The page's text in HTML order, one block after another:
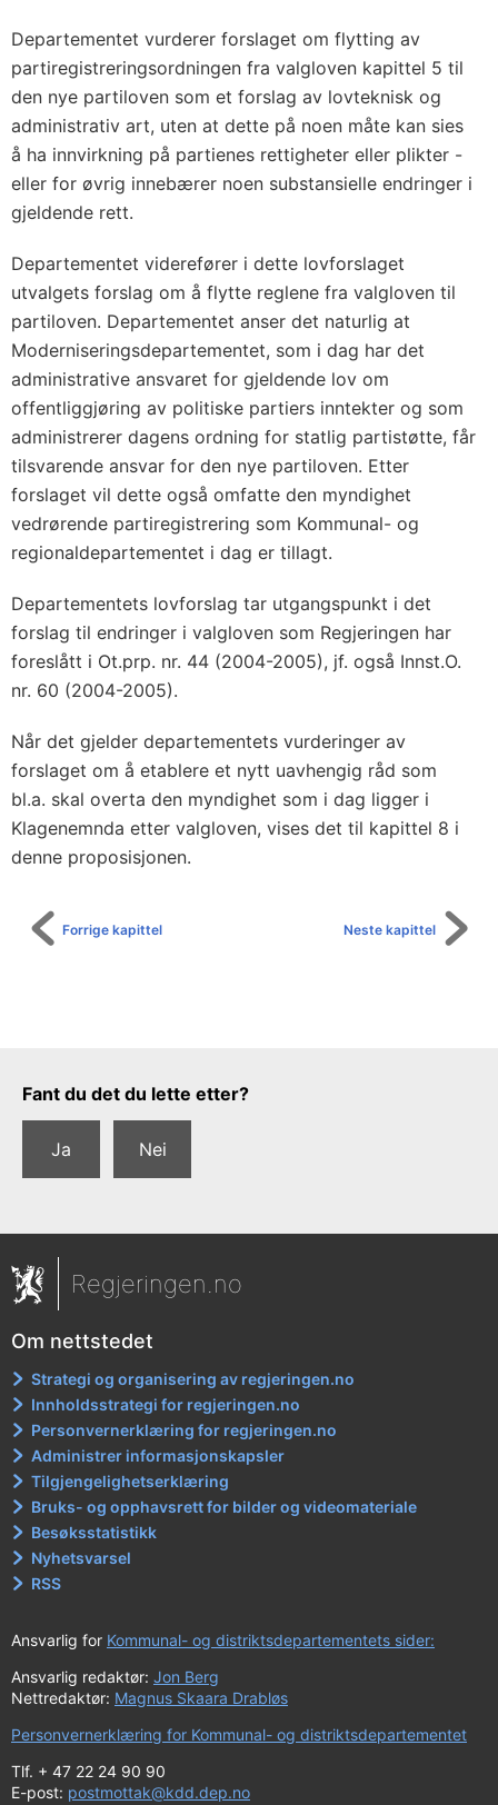
Departementet vurderer forslaget om flytting av
partiregistreringsordningen fra valgloven kapittel 5 til
den nye partiloven som et forslag av lovteknisk og
administrativ art, uten at dette på noen måte kan sies
å ha innvirkning på partienes rettigheter eller plikter -
eller for øvrig innebærer noen substansielle endringer i
gjeldende rett.
Departementet viderefører i dette lovforslaget
utvalgets forslag om å flytte reglene fra valgloven til
partiloven. Departementet anser det naturlig at
Moderniseringsdepartementet, som i dag har det
administrative ansvaret for gjeldende lov om
offentliggjøring av politiske partiers inntekter og som
administrerer dagens ordning for statlig partistøtte, får
tilsvarende ansvar for den nye partiloven. Etter
forslaget vil dette også omfatte den myndighet
vedrørende partiregistrering som Kommunal- og
regionaldepartementet i dag er tillagt.
Departementets lovforslag tar utgangspunkt i det
forslag til endringer i valgloven som Regjeringen har
foreslått i Ot.prp. nr. 44 (2004-2005), jf. også Innst.O.
nr. 60 (2004-2005).
Når det gjelder departementets vurderinger av
forslaget om å etablere et nytt uavhengig råd som
bl.a. skal overta den myndighet som i dag ligger i
Klagenemnda etter valgloven, vises det til kapittel 8 i
denne proposisjonen.
Neste kapittel
Forrige kapittel
Tilbakemeldingsskjema
Fant du det du lette etter?
Ja Nei
Regjeringen.no
Om nettstedet
Strategi og organisering av regjeringen.no
Innholdsstrategi for regjeringen.no
Personvernerklæring for regjeringen.no
Administrer informasjonskapsler
Tilgjengelighetserklæring
Bruks- og opphavsrett for bilder og videomateriale
Besøksstatistikk
Nyhetsvarsel
RSS
Ansvarlig for Kommunal- og distriktsdepartementets sider:
Ansvarlig redaktør: Jon Berg
Nettredaktør: Magnus Skaara Drabløs
Personvernerklæring for Kommunal- og distriktsdepartementet
Tlf. + 47 22 24 90 90
E-post: postmottak@kdd.dep.no